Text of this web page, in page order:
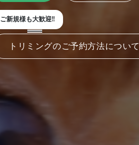
ご新規様も大歓迎!!
トリミングのご予約方法について